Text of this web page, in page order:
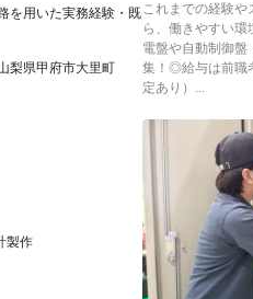
を用いた実務経験・既
梨県甲府市大里町
製作
これまでの経験や
ら、働きやすい
電盤や自動制御盤
集！◎給与は前職
定あり）...